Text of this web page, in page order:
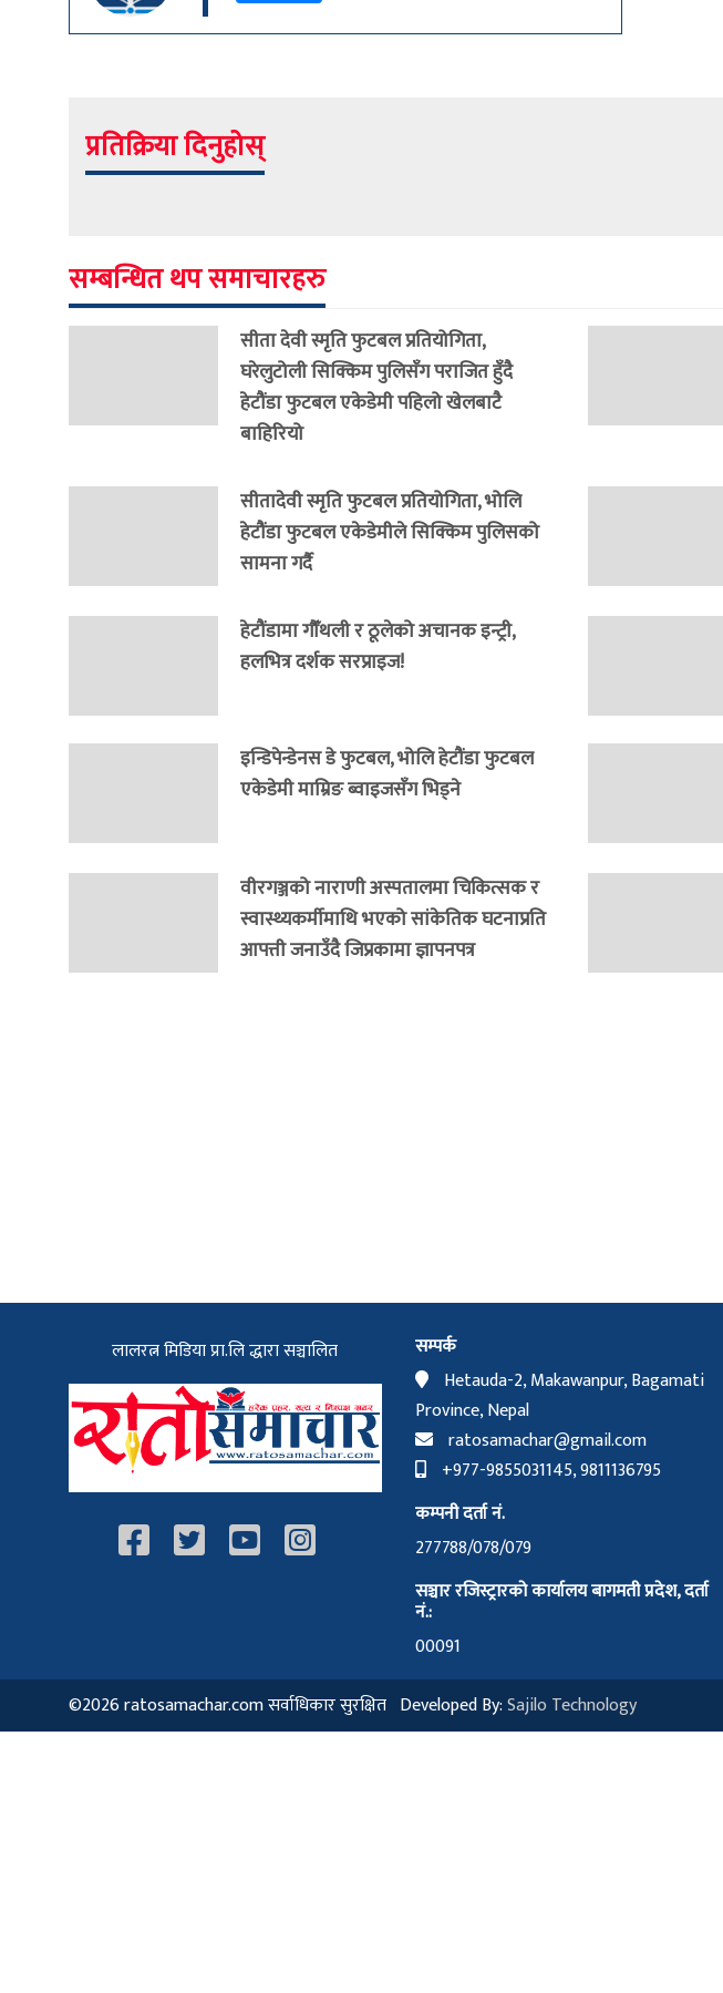
प्रतिक्रिया दिनुहोस्
सम्बन्धित थप समाचारहरु
सीता देवी स्मृति फुटबल प्रतियोगिता,
घरेलुटोली सिक्किम पुलिसँग पराजित हुँदै
हेटौंडा फुटबल एकेडेमी पहिलो खेलबाटै
बाहिरियो
सीतादेवी स्मृति फुटबल प्रतियोगिता, भोलि
हेटौंडा फुटबल एकेडेमीले सिक्किम पुलिसको
सामना गर्दै
हेटौंडामा गौँथली र ठूलेको अचानक इन्ट्री,
हलभित्र दर्शक सरप्राइज!
इन्डिपेन्डेनस डे फुटबल, भोलि हेटौंडा फुटबल
एकेडेमी माम्रिङ ब्वाइजसँग भिड्ने
वीरगञ्जको नाराणी अस्पतालमा चिकित्सक र
स्वास्थ्यकर्मीमाथि भएको सांकेतिक घटनाप्रति
आपत्ती जनाउँदै जिप्रकामा ज्ञापनपत्र
लालरत्न मिडिया प्रा.लि द्धारा सञ्चालित
सम्पर्क
Hetauda-2, Makawanpur, Bagamati
Province, Nepal
ratosamachar@gmail.com
+977-9855031145, 9811136795
कम्पनी दर्ता नं.
277788/078/079
सञ्चार रजिस्ट्रारको कार्यालय बागमती प्रदेश, दर्ता
नं.:
00091
©2026 ratosamachar.com सर्वाधिकार सुरक्षित Developed By:Sajilo Technology